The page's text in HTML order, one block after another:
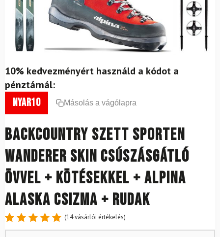
10% kedvezményért használd a kódot a
pénztárnál:
nyar10 Másolás a vágólapra
Backcountry szett SPORTEN
Wanderer SKIN csúszásgátló
övvel + kötésekkel + Alpina
Alaska csizma + rudak
Értékelés
14
(14vásárlói értékelés)